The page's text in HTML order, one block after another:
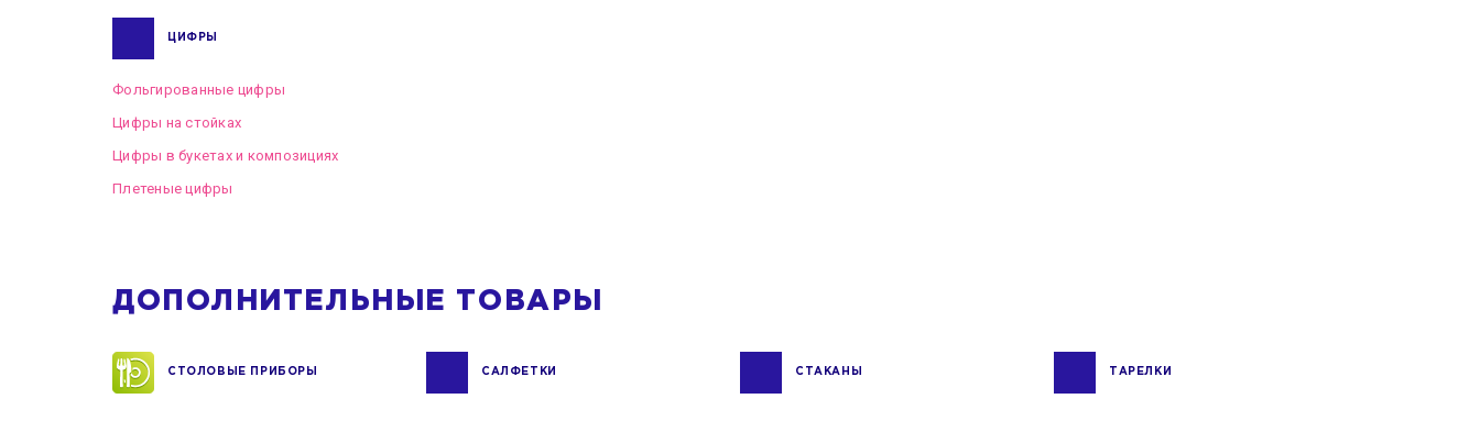
ЦИФРЫ
Фольгированные цифры
Цифры на стойках
Цифры в букетах и композициях
Плетеные цифры
ДОПОЛНИТЕЛЬНЫЕ ТОВАРЫ
СТОЛОВЫЕ ПРИБОРЫ САЛФЕТКИ СТАКАНЫ ТАРЕЛКИ